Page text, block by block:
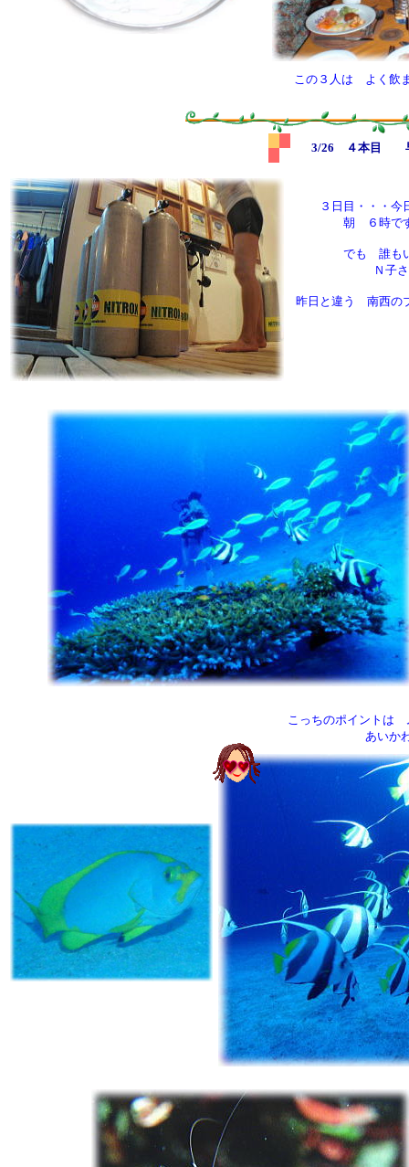
この３人は よく飲
3/26 ４本目
こっちのポイントは
あいか
３日目・・・
朝 ６時で
でも 誰も
Ｎ子
昨日と違う 南西の